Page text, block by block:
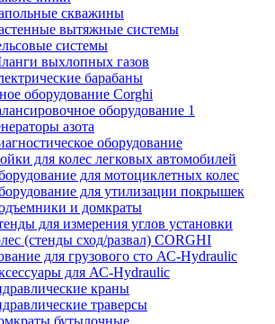
скважины
вытяжные системы
системы
выхлопных газов
барабаны
оборудование Corghi
оборудование 1
азота
оборудование
для колес легковых автомобилей
для мотоциклетных колес
для утилизации покрышек
и домкраты
для измерения углов установки
(стенды сход/развал) CORGHI
для грузового сто АС-Hydraulic
для АС-Hydraulic
краны
траверсы
бутылочные